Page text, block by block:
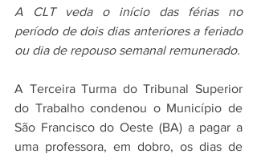
A CLT veda o início das férias no
período de dois dias anteriores a feriado
ou dia de repouso semanal remunerado.
A Terceira Turma do Tribunal Superior
do Trabalho condenou o Município de
São Francisco do Oeste (BA) a pagar a
uma professora, em dobro, os dias de